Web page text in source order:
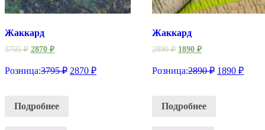
Жаккард
3795₽ 2870 ₽
Розница:3795₽ 2870 ₽
Подробнее
Жаккард
2890₽ 1890₽
Розница:2890₽ 1890₽
Подробнее